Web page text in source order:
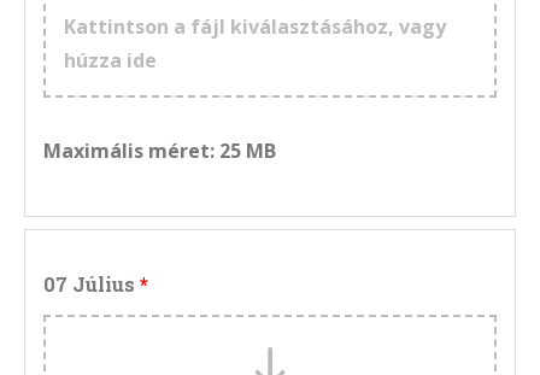
Kattintson a fájl kiválasztásához, vagy
húzza ide
Maximális méret: 25 MB
07 Július